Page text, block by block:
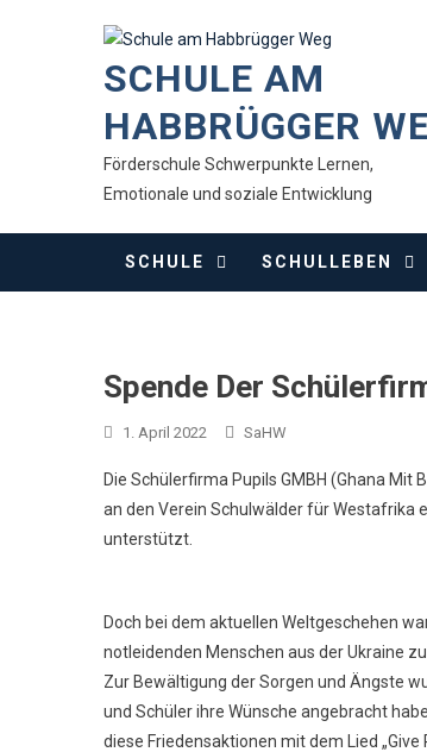
SCHULE AM
HABBRÜGGER
Förderschule Schwerpunkte Lernen,
Emotionale und soziale Entwicklung
SCHULE SCHULLEBEN
Spende Der
1. April 2022 SaHW
Die Schülerfirma Pupils GMBH (Ghana
an den Verein Schulwälder für Westafrika
unterstützt.
Doch bei dem aktuellen Weltgeschehen
notleidenden Menschen aus der Ukraine
Zur Bewältigung der Sorgen und Ängste
und Schüler ihre Wünsche angebracht
diese Friedensaktionen mit dem Lied